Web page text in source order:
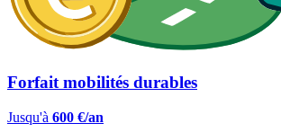
Forfait mobilités durables
Jusqu'à 600 €/an